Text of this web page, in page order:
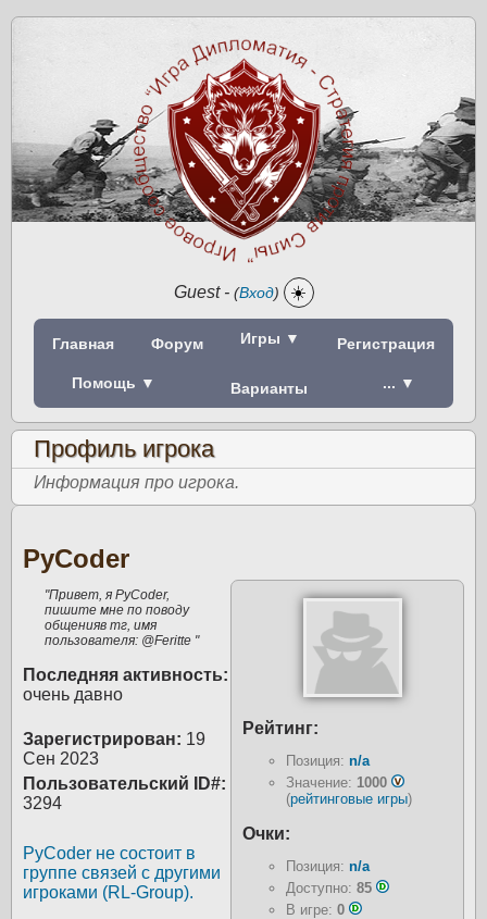
Guest- (Вход) ☀️
Главная Форум Игры ▼ Регистрация
Помощь ▼ Варианты ... ▼
Профиль игрока
Информация про игрока.
PyCoder
Рейтинг:
Позиция: n/a
Значение: 1000
(рейтинговые игры)
Очки:
Позиция: n/a
Доступно: 85
В игре: 0
"Привет, я PyCoder,
пишите мне по поводу
общенияв тг, имя
пользователя: @Feritte "
Последняя активность:
очень давно
Зарегистрирован: 19
Сен 2023
Пользовательский ID#:
3294
PyCoder не состоит в
группе связей с другими
игроками (RL-Group).